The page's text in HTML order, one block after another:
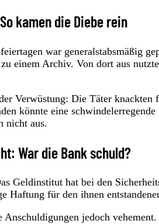
kamen die Diebe rein
war generalstabsmäßig
einem Archiv. Von dort aus
Verwüstung: Die Täter knackten
könnte eine
nicht aus.
War die Bank schuld?
Geldinstitut hat bei den
Haftung für den ihnen
Anschuldigungen jedoch